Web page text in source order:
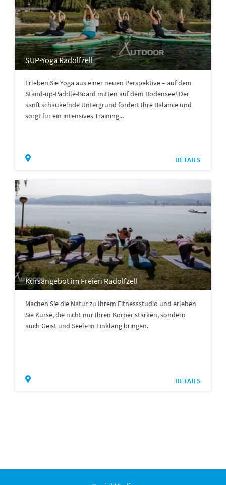
SUP-Yoga Radolfzell
Erleben Sie Yoga aus einer neuen Perspektive – auf dem
Stand-up-Paddle-Board mitten auf dem Bodensee! Der
sanft schaukelnde Untergrund fordert Ihre Balance und
sorgt für ein intensives Training...
DETAILS
Kursangebot im Freien Radolfzell
Machen Sie die Natur zu Ihrem Fitnessstudio und erleben
Sie Kurse, die nicht nur Ihren Körper stärken, sondern
auch Geist und Seele in Einklang bringen.
DETAILS